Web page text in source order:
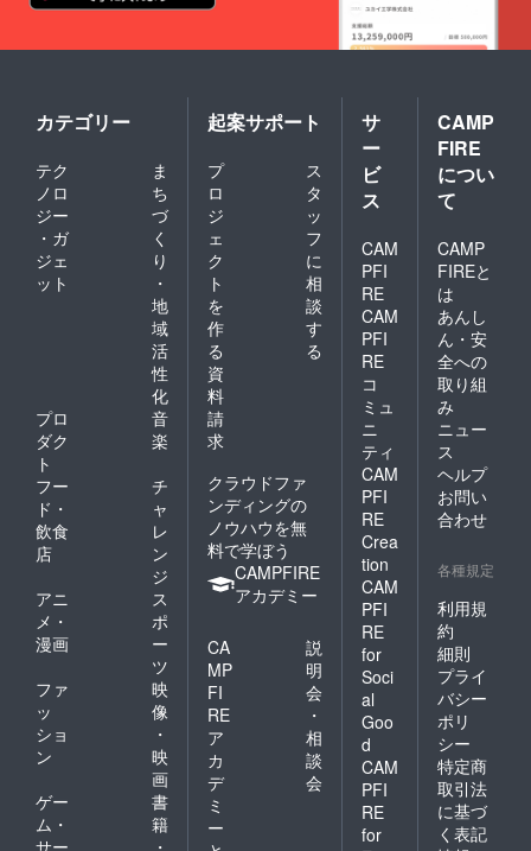
カテゴリー
テク
ノロ
ジー
・ガ
ジェ
ット
ま
ち
づ
く
り
・
地
域
活
性
化
プロ
ダク
ト
音
楽
フー
ド・
飲食
店
チ
ャ
レ
ン
ジ
アニ
メ・
漫画
ス
ポ
ー
ツ
ファ
ッ
ショ
ン
映
像
・
映
画
ゲー
ム・
サー
書
籍
・
起案サポート
プ
ロ
ジ
ェ
ク
ト
を
作
る
ス
タ
ッ
フ
に
相
談
す
る
資
料
請
求
クラウドファ
ンディングの
ノウハウを無
料で学ぼう
CAMPFIRE
アカデミー
CA
MP
FI
RE
ア
カ
デ
ミ
ー
説
明
会
・
相
談
会
サ
ー
ビ
ス
CAM
PFI
RE
CAM
PFI
RE
コ
ミュ
ニ
ティ
CAM
PFI
RE
Crea
tion
CAM
PFI
RE
for
Soci
al
Goo
d
CAM
PFI
RE
for
CAMP
FIRE
につい
て
CAMP
FIREと
は
あんし
ん・安
全への
取り組
み
ニュー
ス
ヘルプ
お問い
合わせ
各種規定
利用規
約
細則
プライ
バシー
ポリ
シー
特定商
取引法
に基づ
く表記